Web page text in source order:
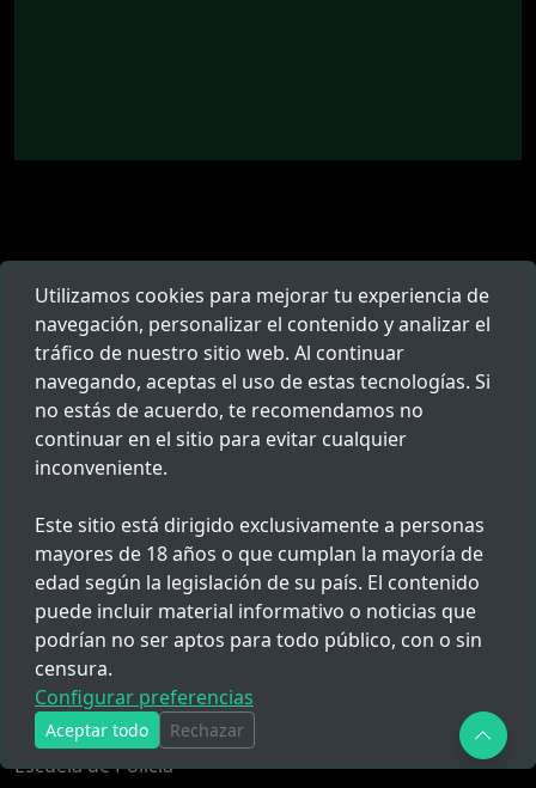
Red Policial
Lima Metropolitana, Perú
946764412
hola@redpolicial.com
Populares
Cronograma de pagos PNP
Escuela de Policía
Utilizamos cookies para mejorar tu experiencia de
navegación, personalizar el contenido y analizar el
tráfico de nuestro sitio web. Al continuar
navegando, aceptas el uso de estas tecnologías. Si
no estás de acuerdo, te recomendamos no
continuar en el sitio para evitar cualquier
inconveniente.
Este sitio está dirigido exclusivamente a personas
mayores de 18 años o que cumplan la mayoría de
edad según la legislación de su país. El contenido
puede incluir material informativo o noticias que
podrían no ser aptos para todo público, con o sin
censura.
Configurar preferencias
Aceptar todo Rechazar